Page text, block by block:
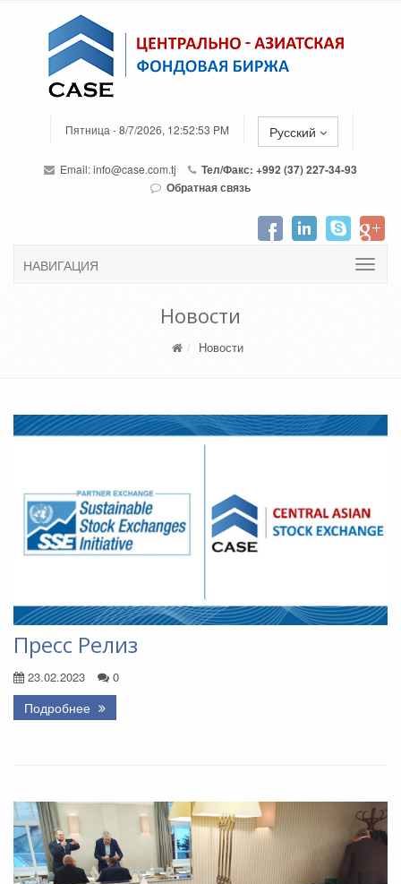
Пятница - 8/7/2026, 12:52:53 PM Русский
Email:info@case.com.tj
Тел/Факс: +992 (37) 227-34-93
Обратная связь
НАВИГАЦИЯ
Новости
Новости
Пресс Релиз
23.02.2023 0
Подробнее